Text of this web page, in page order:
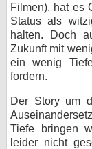
Filmen), hat es
Status als
halten. Doch
Zukunft mit
ein wenig
fordern.
Der Story um
Tiefe bringen
leider nicht